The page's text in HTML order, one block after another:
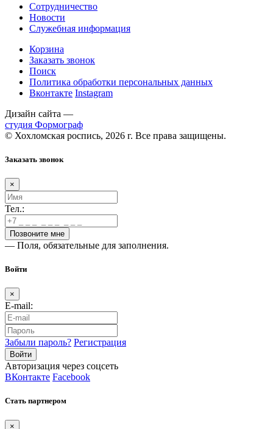
Сотрудничество
Новости
Служебная информация
Корзина
Заказать звонок
Поиск
Политика обработки персональных данных
Вконтакте Instagram
Дизайн сайта —
студия Формограф
© Хохломская роспись, 2026 г. Все права защищены.
Заказать звонок
×
Тел.:
— Поля, обязательные для заполнения.
Войти
×
E-mail:
Забыли пароль? Регистрация
Авторизация через соцсеть
ВКонтакте Facebook
Стать партнером
×